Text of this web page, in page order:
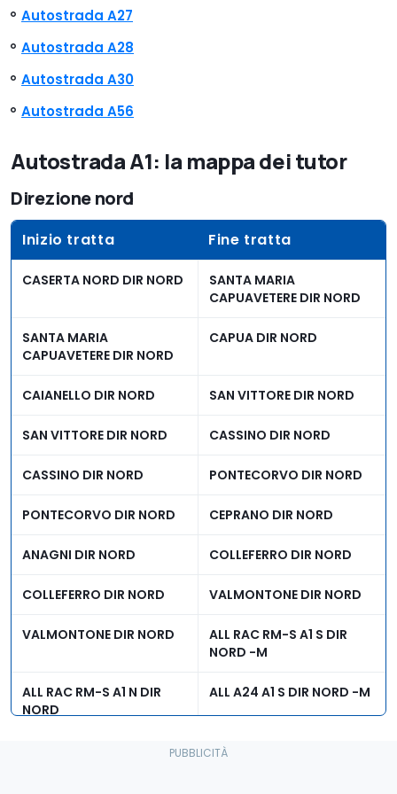
Autostrada A27
Autostrada A28
Autostrada A30
Autostrada A56
Autostrada A1: la mappa dei tutor
Direzione nord
Inizio tratta Fine tratta
CASERTA NORD DIR NORD
SANTA MARIA
CAPUAVETERE DIR NORD
SANTA MARIA
CAPUAVETERE DIR NORD
CAPUA DIR NORD
CAIANELLO DIR NORD SAN VITTORE DIR NORD
SAN VITTORE DIR NORD CASSINO DIR NORD
CASSINO DIR NORD PONTECORVO DIR NORD
PONTECORVO DIR NORD CEPRANO DIR NORD
ANAGNI DIR NORD COLLEFERRO DIR NORD
COLLEFERRO DIR NORD VALMONTONE DIR NORD
VALMONTONE DIR NORD
ALL RAC RM-S A1 S DIR
NORD -M
ALL RAC RM-S A1 N DIR
NORD
ALL A24 A1 S DIR NORD -M
ALL. RACC. ROMA NORD
PONZANO ROMANO DIR